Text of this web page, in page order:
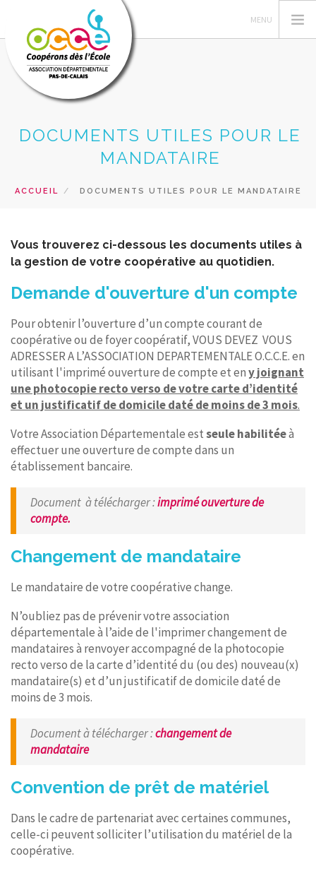
RESSOURCES ET SERVICES
RECHERCHER
DOCUMENTS UTILES POUR LE
MANDATAIRE
ACCUEIL DOCUMENTS UTILES POUR LE MANDATAIRE
Vous trouverez ci-dessous les documents utiles à
la gestion de votre coopérative au quotidien.
Demande d'ouverture d'un compte
Pour obtenir l’ouverture d’un compte courant de
coopérative ou de foyer coopératif, VOUS DEVEZ VOUS
ADRESSER A L’ASSOCIATION DEPARTEMENTALE O.C.C.E. en
utilisant l'imprimé ouverture de compte et eny joignant
une photocopie recto verso de votre carte d’identité
et un justificatif de domicile daté de moins de 3 mois.
Votre Association Départementale estseule habilitéeà
effectuer une ouverture de compte dans un
établissement bancaire.
Document à télécharger:imprimé ouverture de
compte.
Changement de mandataire
Le mandataire de votre coopérative change.
N’oubliez pas de prévenir votre association
départementale à l’aide de l'imprimer changement de
mandataires à renvoyer accompagné de la photocopie
recto verso de la carte d’identité du (ou des) nouveau(x)
mandataire(s) et d’un justificatif de domicile daté de
moins de 3 mois.
Document à télécharger:changement de
mandataire
Convention de prêt de matériel
Dans le cadre de partenariat avec certaines communes,
celle-ci peuvent solliciter l’utilisation du matériel de la
coopérative.